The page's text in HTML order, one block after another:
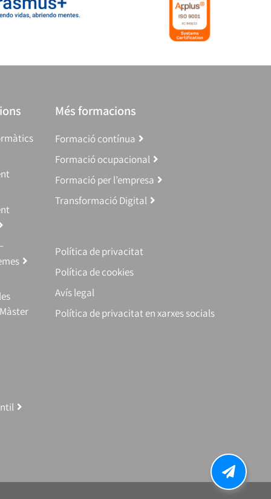
Més formacions
Formació contínua
Formació ocupacional
Formació per l’empresa
Transformació Digital
Política de privacitat
Política de cookies
Avís legal
Política de privacitat en xarxes socials